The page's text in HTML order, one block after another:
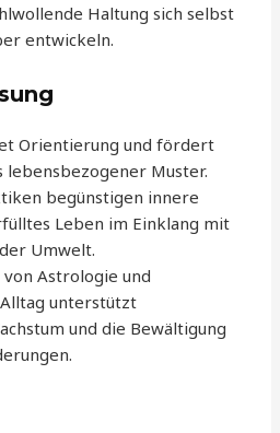
Haltung sich selbst
entwickeln.
Orientierung und fördert
lebensbezogener Muster.
begünstigen innere
Leben im Einklang mit
Umwelt.
Astrologie und
unterstützt
und die Bewältigung